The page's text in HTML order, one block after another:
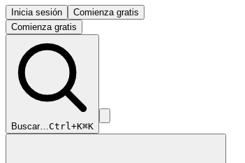
Inicia sesión
Comienza gratis
Comienza gratis
Buscar…Ctrl+K⌘K